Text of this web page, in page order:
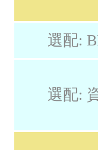
選配:
選配: 資